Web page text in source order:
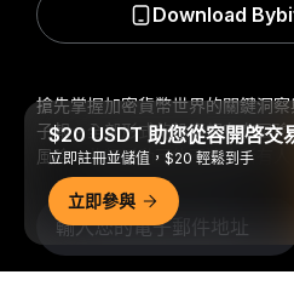
搶先掌握加密貨幣世界的關鍵洞
子報。 全部形式的投資都存在風
風險。此類活動可能不適合所有人
Download
$20 USDT 助您從容開啓交
立即註冊並儲值，$20 輕鬆到手
立即參與